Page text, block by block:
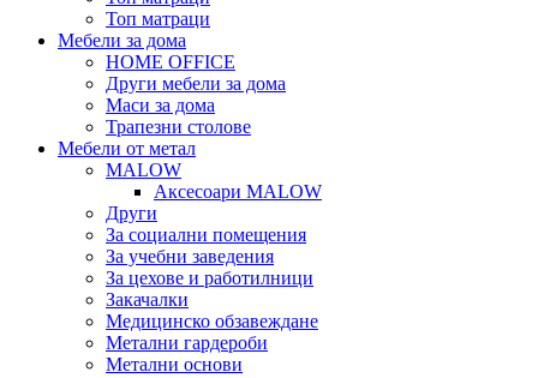
Топ матраци
Мебели за дома
HOME OFFICE
Други мебели за дома
Маси за дома
Трапезни столове
Мебели от метал
MALOW
Аксесоари MALOW
Други
За социални помещения
За учебни заведения
За цехове и работилници
Закачалки
Медицинско обзавеждане
Метални гардероби
Метални основи